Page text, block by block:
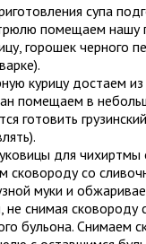
супа
помещаем нашу
горошек черного
курицу достаем
помещаем в
готовить
для чихиртмы
сковороду со
муки и
не снимая сковороду
бульона. Снимаем